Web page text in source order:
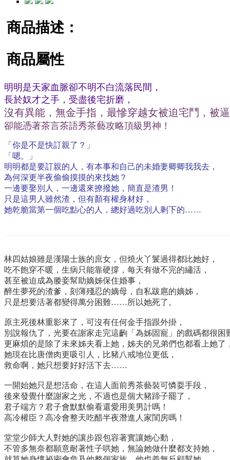
商品描述：
商品屬性
明明是天家血脈卻不明不白流落民間，
長於奴才之手，受盡後宅折磨，
沒有異能，無金手指，最慘穿越女被迫宅鬥，被
卻能憑著茶言茶語秀茶藝攻略頂級男神！
「你是不是快訂親了？」
「嗯。」
明明都是要訂親的人，有本事和自己的未婚妻卿卿我我去，
為何深更半夜偷偷摸摸的來找她？
一邊要娶別人，一邊還來撩撥她，簡直是渣男！
只是這男人雖然渣，但有顏有權身材好，
她乾脆當第一個吃點心的人，總好過吃別人剩下的……
林四姑娘雖是漢陽士族的庶女，但燒火丫鬟過得都比她好，
吃不飽穿不暖，生病只能靠硬撐，每天有做不完的繡活，
甚至被迫成為媵妾幫助嫡姊保住婚事，
醉生夢死的渣爹，刻薄殘忍的嫡母，自私跋扈的嫡姊，
只是想要活著都變得萬分困難……所以她死了。
原主死後林重影來了，可沒有任何金手指跟外掛，
別說報仇了，光要在謝家走完這齣「為姊固寵」的戲碼都很困
更麻煩的是除了未來姊夫看上她，姊夫的兄弟們也都看上她了
她現在比唐僧肉更吸引人，比豬八戒地位更低，
救命啊，她只想要好好活下去……
一開始她只是想活命，在這人面前秀茶藝裝可憐耍手段，
後來發覺什麼謝家之光，不過也是個大豬蹄子罷了，
君子端方？君子會默默偷看還愛用美男計嗎！
高冷權臣？高冷會整天吃醋半夜潛進人家閨房嗎！
堂堂少師大人對她的讓步跟包容著實讓她心動，
不管多無奈都願意耐著性子哄她，無論她做什麼都支持她，